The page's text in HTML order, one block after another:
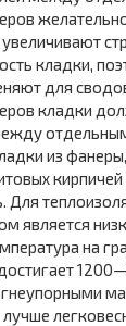
кладки,
для
кладки
из фанеры,
Для
является
на